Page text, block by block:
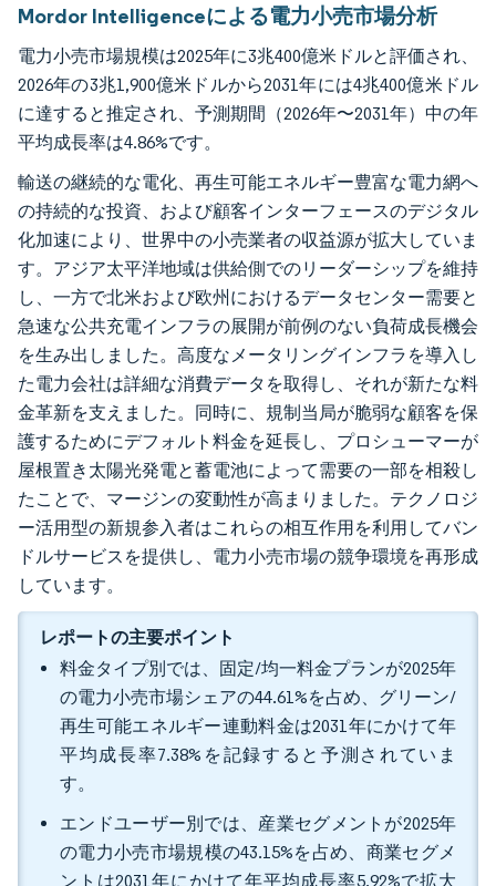
Mordor Intelligenceによる電力小売市場分析
電力小売市場規模は2025年に3兆400億米ドルと評価され、
2026年の3兆1,900億米ドルから2031年には4兆400億米ドル
に達すると推定され、予測期間（2026年〜2031年）中の年
平均成長率は4.86%です。
輸送の継続的な電化、再生可能エネルギー豊富な電力網へ
の持続的な投資、および顧客インターフェースのデジタル
化加速により、世界中の小売業者の収益源が拡大していま
す。アジア太平洋地域は供給側でのリーダーシップを維持
し、一方で北米および欧州におけるデータセンター需要と
急速な公共充電インフラの展開が前例のない負荷成長機会
を生み出しました。高度なメータリングインフラを導入し
た電力会社は詳細な消費データを取得し、それが新たな料
金革新を支えました。同時に、規制当局が脆弱な顧客を保
護するためにデフォルト料金を延長し、プロシューマーが
屋根置き太陽光発電と蓄電池によって需要の一部を相殺し
たことで、マージンの変動性が高まりました。テクノロジ
ー活用型の新規参入者はこれらの相互作用を利用してバン
ドルサービスを提供し、電力小売市場の競争環境を再形成
しています。
レポートの主要ポイント
料金タイプ別では、固定/均一料金プランが2025年
の電力小売市場シェアの44.61%を占め、グリーン/
再生可能エネルギー連動料金は2031年にかけて年
平均成長率7.38%を記録すると予測されていま
す。
エンドユーザー別では、産業セグメントが2025年
の電力小売市場規模の43.15%を占め、商業セグメ
ントは2031年にかけて年平均成長率5.92%で拡大